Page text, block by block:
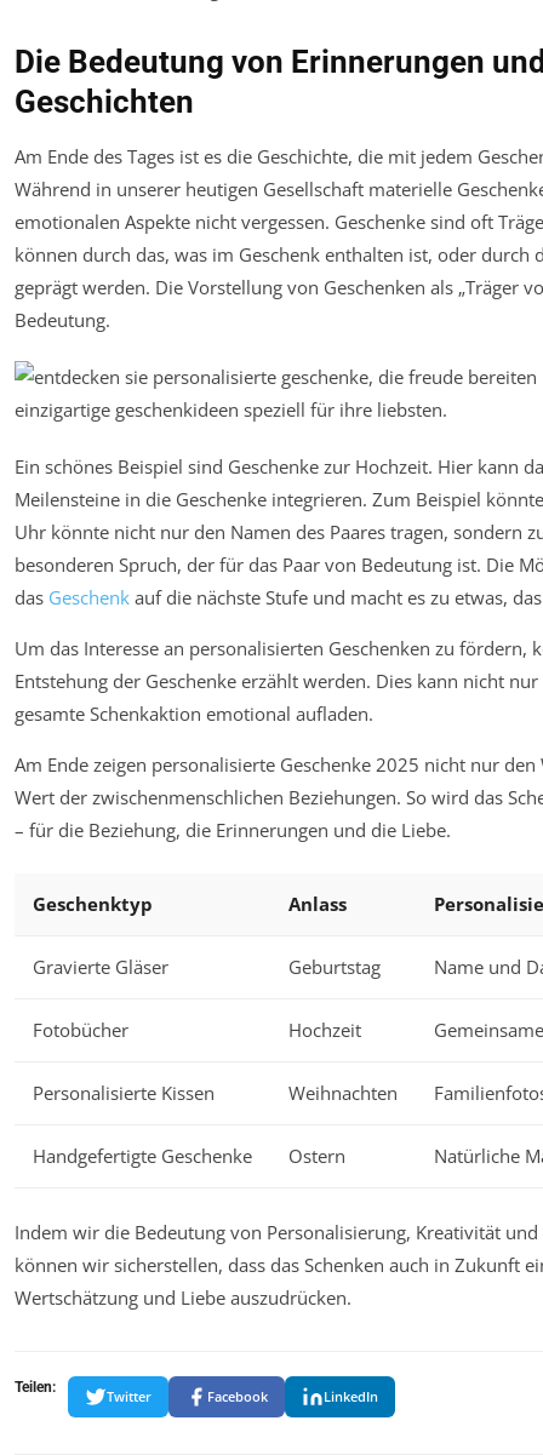
Die Bedeutung von Erinnerungen
Geschichten
Am Ende des Tages ist es die Geschichte, die mit jedem
Während in unserer heutigen Gesellschaft materielle
emotionalen Aspekte nicht vergessen. Geschenke sind oft
können durch das, was im Geschenk enthalten ist, oder durch
geprägt werden. Die Vorstellung von Geschenken als „Träger
Bedeutung.
Ein schönes Beispiel sind Geschenke zur Hochzeit. Hier kann
Meilensteine in die Geschenke integrieren. Zum Beispiel
Uhr könnte nicht nur den Namen des Paares tragen, sondern
besonderen Spruch, der für das Paar von Bedeutung ist. Die
das Geschenk auf die nächste Stufe und macht es zu etwas,
Um das Interesse an personalisierten Geschenken zu fördern,
Entstehung der Geschenke erzählt werden. Dies kann nicht
gesamte Schenkaktion emotional aufladen.
Am Ende zeigen personalisierte Geschenke 2025 nicht nur
Wert der zwischenmenschlichen Beziehungen. So wird das
– für die Beziehung, die Erinnerungen und die Liebe.
Geschenktyp Anlass
Gravierte Gläser Geburtstag Name und
Fotobücher Hochzeit
Personalisierte Kissen Weihnachten
Handgefertigte Geschenke Ostern Natürliche
Indem wir die Bedeutung von Personalisierung, Kreativität
können wir sicherstellen, dass das Schenken auch in Zukunft
Wertschätzung und Liebe auszudrücken.
Teilen:
Twitter Facebook LinkedIn